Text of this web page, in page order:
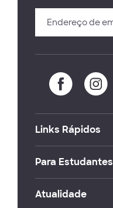
Links Rápidos
Para Estudantes
Atualidade